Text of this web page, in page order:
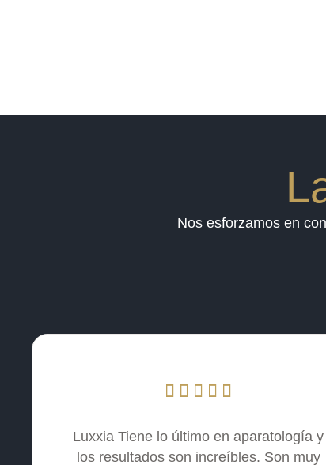
Nos esforzamos en
Luxxia Tiene lo último en aparatología y
los resultados son increíbles. Son muy